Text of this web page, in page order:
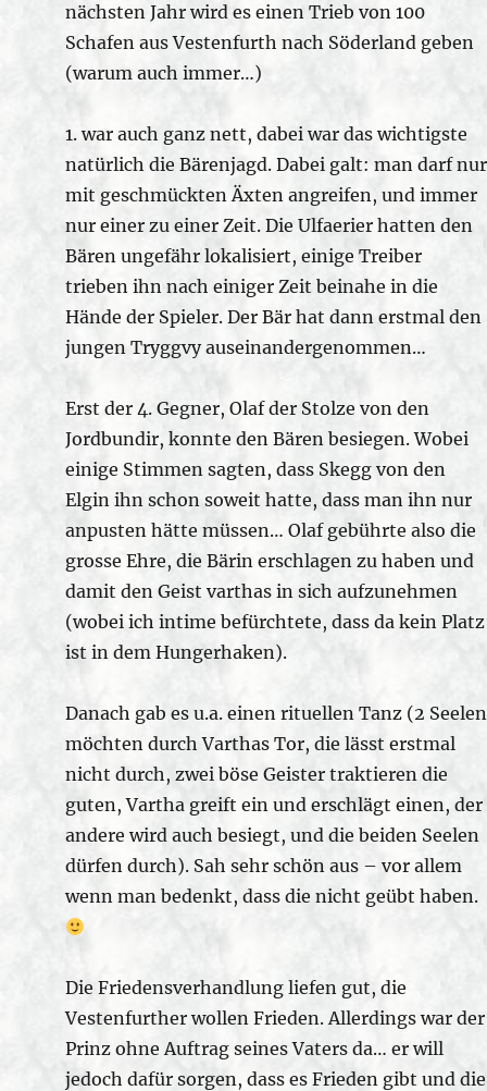
nächsten Jahr wird es einen Trieb von 100
Schafen aus Vestenfurth nach Söderland geben
(warum auch immer…)
1. war auch ganz nett, dabei war das wichtigste
natürlich die Bärenjagd. Dabei galt: man darf nur
mit geschmückten Äxten angreifen, und immer
nur einer zu einer Zeit. Die Ulfaerier hatten den
Bären ungefähr lokalisiert, einige Treiber
trieben ihn nach einiger Zeit beinahe in die
Hände der Spieler. Der Bär hat dann erstmal den
jungen Tryggvy auseinandergenommen…
Erst der 4. Gegner, Olaf der Stolze von den
Jordbundir, konnte den Bären besiegen. Wobei
einige Stimmen sagten, dass Skegg von den
Elgin ihn schon soweit hatte, dass man ihn nur
anpusten hätte müssen… Olaf gebührte also die
grosse Ehre, die Bärin erschlagen zu haben und
damit den Geist varthas in sich aufzunehmen
(wobei ich intime befürchtete, dass da kein Platz
ist in dem Hungerhaken).
Danach gab es u.a. einen rituellen Tanz (2 Seelen
möchten durch Varthas Tor, die lässt erstmal
nicht durch, zwei böse Geister traktieren die
guten, Vartha greift ein und erschlägt einen, der
andere wird auch besiegt, und die beiden Seelen
dürfen durch). Sah sehr schön aus – vor allem
wenn man bedenkt, dass die nicht geübt haben.
Die Friedensverhandlung liefen gut, die
Vestenfurther wollen Frieden. Allerdings war der
Prinz ohne Auftrag seines Vaters da… er will
jedoch dafür sorgen, dass es Frieden gibt und die